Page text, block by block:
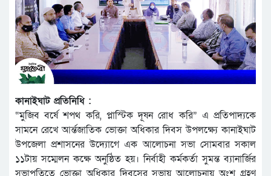
কানাইঘাট প্রতিনিধি :
“মুজিব বর্ষে শপথ করি, প্লাস্টিক দূষন রোধ করি” এ প্রতিপাদ্যকে
সামনে রেখে আর্ন্তজাতিক ভোক্তা অধিকার দিবস উপলক্ষ্যে কানাইঘাট
উপজেলা প্রশাসনের উদ্যোগে এক আলোচনা সভা সোমবার সকাল
১১টায় সম্মেলন কক্ষে অনুষ্ঠিত হয়। নির্বাহী কর্মকর্তা সুমন্ত ব্যানার্জির